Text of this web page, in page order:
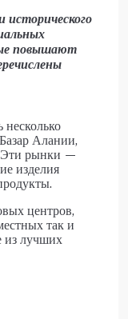
повышают
несколько
Алании,
Эти рынки —
изделия
центров,
так и
из лучших